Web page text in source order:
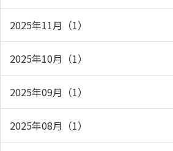
2025年11月（1）
2025年10月（1）
2025年09月（1）
2025年08月（1）